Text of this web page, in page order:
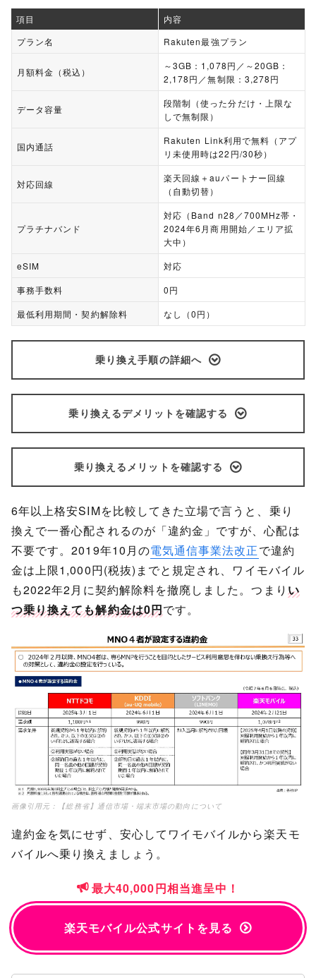
項目
内容
プラン名
Rakuten最強プラン
月額料金（税込）
～3GB：1,078円／～20GB：
2,178円／無制限：3,278円
データ容量
段階制（使った分だけ・上限な
しで無制限）
国内通話
Rakuten Link利用で無料（アプ
リ未使用時は22円/30秒）
対応回線
楽天回線＋auパートナー回線
（自動切替）
プラチナバンド
対応（Band n28／700MHz帯・
2024年6月商用開始／エリア拡
大中）
eSIM
対応
事務手数料
0円
最低利用期間・契約解除料
なし（0円）
乗り換え手順の詳細へ
乗り換えるデメリットを確認する
乗り換えるメリットを確認する
6年以上格安SIMを比較してきた立場で言うと、乗り
換えで一番心配されるのが「違約金」ですが、心配は
不要です。2019年10月の電気通信事業法改正で違約
金は上限1,000円(税抜)までと規定され、ワイモバイル
も2022年2月に契約解除料を撤廃しました。つまり い
つ乗り換えても解約金は0円です。
画像引用元： 【総務省】通信市場・端末市場の動向について
違約金を気にせず、安心してワイモバイルから楽天モ
バイルへ乗り換えましょう。
最大40,000円相当進呈中！
楽天モバイル公式サイトを見る